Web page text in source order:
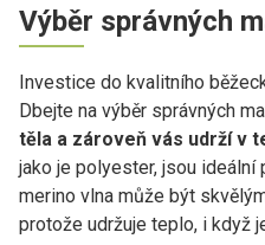
Výběr správných
Investice do kvalitního
Dbejte na výběr správných
těla a zároveň vás udrží v
jako je polyester, jsou ideální
merino vlna může být
protože udržuje teplo, i když